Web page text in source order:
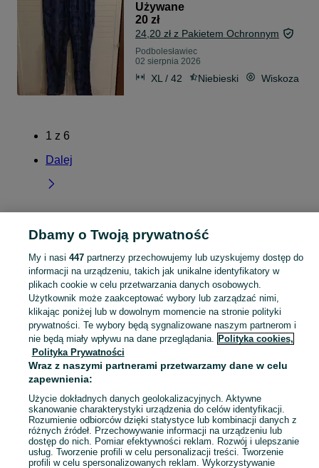
Używane
20 zł
24,20 zł z Pakietem Ochronnym
Podbolesławiec
02 sierpnia 2026
XL / 42 Niebieski Wiskoza
1 z 6
Dalej
Strona główna Łódzkie Podbolesławiec
KATEGORIA
Zobacz
Mapa kategorii
Mapa miejscowości
Mapa ministron
Popularne wyszukiwania
Dbamy o Twoją prywatność
My i nasi 447partnerzy przechowujemy lub uzyskujemy dostęp do
informacji na urządzeniu, takich jak unikalne identyfikatory w
plikach cookie w celu przetwarzania danych osobowych.
Użytkownik może zaakceptować wybory lub zarządzać nimi,
klikając poniżej lub w dowolnym momencie na stronie polityki
prywatności. Te wybory będą sygnalizowane naszym partnerom i
nie będą miały wpływu na dane przeglądania. Polityka cookies,
Polityka Prywatności
Wraz z naszymi partnerami przetwarzamy dane w celu
zapewnienia:
Użycie dokładnych danych geolokalizacyjnych. Aktywne
skanowanie charakterystyki urządzenia do celów identyfikacji.
Rozumienie odbiorców dzięki statystyce lub kombinacji danych z
różnych źródeł. Przechowywanie informacji na urządzeniu lub
dostęp do nich. Pomiar efektywności reklam. Rozwój i ulepszanie
usług. Tworzenie profili w celu personalizacji treści. Tworzenie
profili w celu spersonalizowanych reklam. Wykorzystywanie